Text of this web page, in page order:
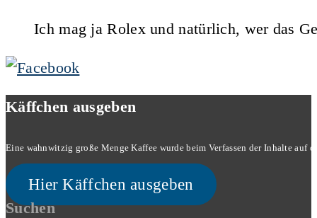
Ich mag ja Rolex und natürlich, wer das
Käffchen ausgeben
Eine wahnwitzig große Menge Kaffee wurde beim Verfassen der Inhalte auf
Hier Käffchen ausgeben
Suchen